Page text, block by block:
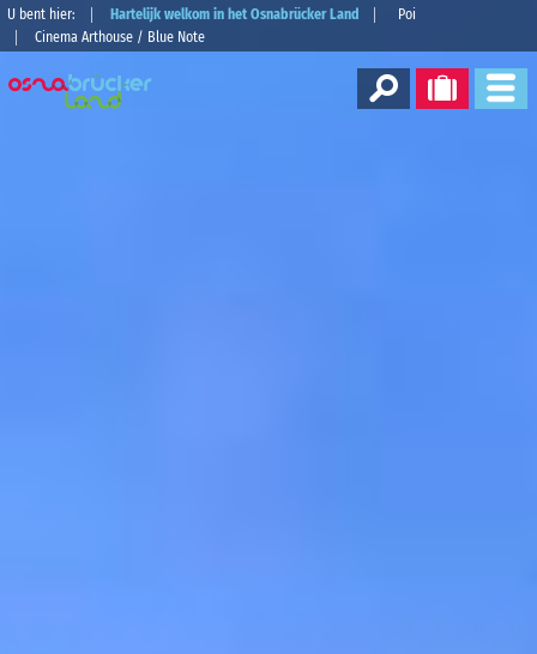
U bent hier: Hartelijk welkom in het Osnabrücker Land
Poi
Cinema Arthouse / Blue Note